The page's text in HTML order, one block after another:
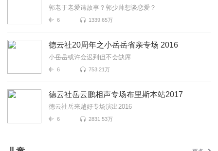
郭老于老爱请故事？郭少帅想谈恋爱？
6 1339.65万
德云社20周年之小岳岳省亲专场 2016
小岳岳或许会迟到但不会缺席
6 753.21万
德云社岳云鹏相声专场布里斯本站2017
德云社岳来越好专场演出2016
6 2831.53万